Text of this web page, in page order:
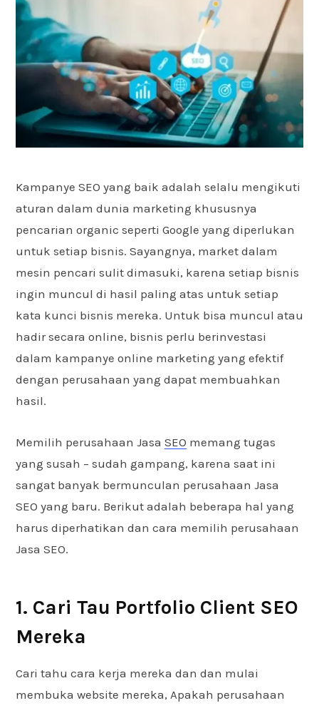
Kampanye SEO yang baik adalah selalu mengikuti
aturan dalam dunia marketing khususnya
pencarian organic seperti Google yang diperlukan
untuk setiap bisnis. Sayangnya, market dalam
mesin pencari sulit dimasuki, karena setiap bisnis
ingin muncul di hasil paling atas untuk setiap
kata kunci bisnis mereka. Untuk bisa muncul atau
hadir secara online, bisnis perlu berinvestasi
dalam kampanye online marketing yang efektif
dengan perusahaan yang dapat membuahkan
hasil.
Memilih perusahaan Jasa SEO memang tugas
yang susah – sudah gampang, karena saat ini
sangat banyak bermunculan perusahaan Jasa
SEO yang baru. Berikut adalah beberapa hal yang
harus diperhatikan dan cara memilih perusahaan
Jasa SEO.
1. Cari Tau Portfolio Client SEO
Mereka
Cari tahu cara kerja mereka dan dan mulai
membuka website mereka, Apakah perusahaan